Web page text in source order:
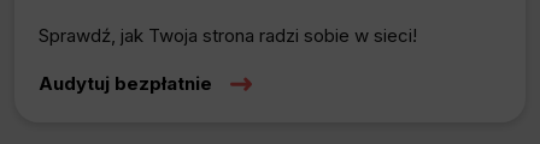
Sprawdź, jak Twoja strona radzi sobie w sieci!
Audytuj bezpłatnie